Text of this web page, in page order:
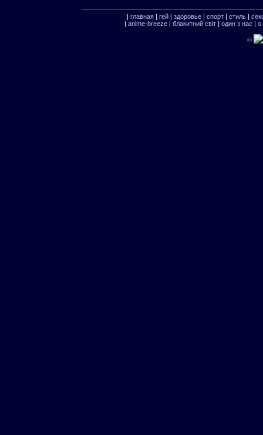
| главная| гей| здоровье| спорт| стиль|
| anime-breeze| блакитний свiт| один з нас | о
©